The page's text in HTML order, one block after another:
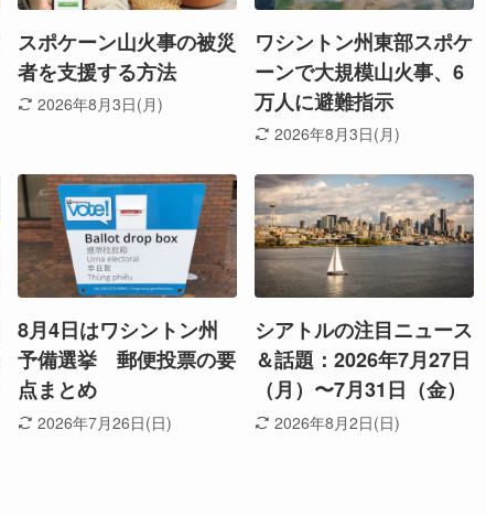
スポケーン山火事の被災
者を支援する方法
2026年8月3日(月)
ワシントン州東部スポケ
ーンで大規模山火事、6
万人に避難指示
2026年8月3日(月)
8月4日はワシントン州
予備選挙 郵便投票の要
点まとめ
2026年7月26日(日)
シアトルの注目ニュース
＆話題：2026年7月27日
（月）〜7月31日（金）
2026年8月2日(日)